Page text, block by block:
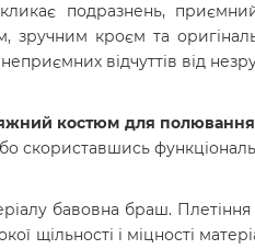
подразнень,
зручним кроєм та
відчуттів від
костюм для полювання
скориставшись
бавовна браш.
щільності і міцності